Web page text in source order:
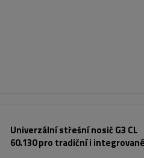
Univerzální střešní nosič G3 CL
60.130 pro tradiční i integrované